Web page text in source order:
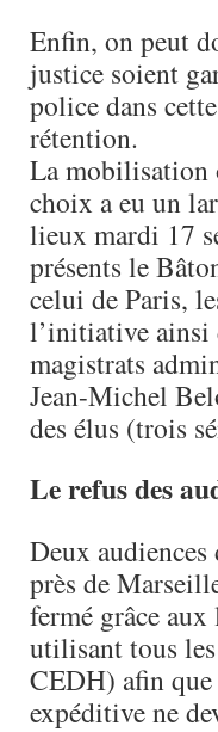
Enfin, on peut
justice soient
police dans
rétention.
La mobilisation
choix a eu un
lieux mardi 17
présents le
celui de Paris,
l’initiative ainsi
magistrats
Jean-Michel
des élus (trois
Le refus des
Deux
près de
fermé grâce
utilisant tous
CEDH) afin que
expéditive ne